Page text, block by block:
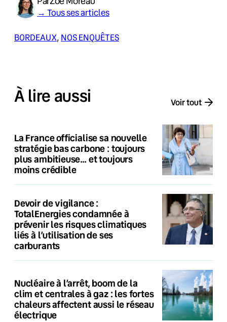
→ Tous ses articles
BORDEAUX, NOS ENQUÊTES
À lire aussi Voir tout
La France officialise sa nouvelle
stratégie bas carbone : toujours
plus ambitieuse… et toujours
moins crédible
Devoir de vigilance :
TotalEnergies condamnée à
prévenir les risques climatiques
liés à l’utilisation de ses
carburants
Nucléaire à l’arrêt, boom de la
clim et centrales à gaz : les fortes
chaleurs affectent aussi le réseau
électrique